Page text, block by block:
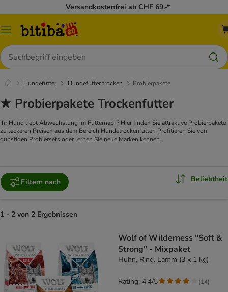
Versandkostenfrei ab CHF 69.-*
Menü
Suchen
Hundefutter Hundefutter trocken Probierpakete
★ Probierpakete Trockenfutter
Ihr Hund liebt Abwechslung im Futternapf? Hier finden Sie attraktive Probierpakete
zu leckeren Preisen aus dem Bereich Hundetrockenfutter. Profitieren Sie von
günstigen Probiersets oder lernen Sie neue Marken kennen.
Filtern nach Beliebtheit
1 - 2 von 2 Ergebnissen
Wolf of Wilderness "Soft &
Strong" - Mixpaket
Huhn, Rind, Lamm (3 x 1 kg)
Rating: 4.4/5 (14)